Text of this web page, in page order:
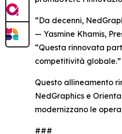
“Da decenni,
— Yasmine Khamis,
“Questa rinnovata
competitività globale.”
Questo allineamento
NedGraphics e
modernizzano le
###